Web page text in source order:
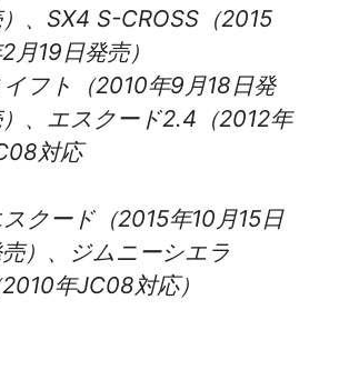
、SX4 S-CROSS（2015
月19日発売）
イフト（2010年9月18日発
、エスクード2.4（2012年
対応
クード（2015年10月15日
）、ジムニーシエラ
2010年JC08対応）